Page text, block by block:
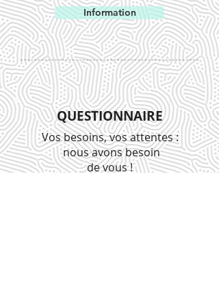
Information
Vos besoins, vos attentes :
nous avons besoin
de vous !
QUESTIONNAIRE